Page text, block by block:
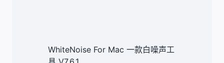
WhiteNoise For Mac 一款白噪声工